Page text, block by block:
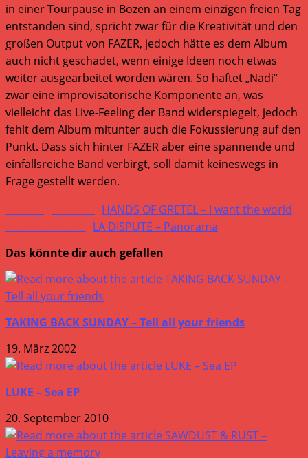
in einer Tourpause in Bozen an einem einzigen freien Tag
entstanden sind, spricht zwar für die Kreativität und den
großen Output von FAZER, jedoch hätte es dem Album
auch nicht geschadet, wenn einige Ideen noch etwas
weiter ausgearbeitet worden wären. So haftet „Nadi“
zwar eine improvisatorische Komponente an, was
vielleicht das Live-Feeling der Band widerspiegelt, jedoch
fehlt dem Album mitunter auch die Fokussierung auf den
Punkt. Dass sich hinter FAZER aber eine spannende und
einfallsreiche Band verbirgt, soll damit keineswegs in
Frage gestellt werden.
Weitere
Artikel
ansehen
HANDS OF GRETEL – I want the world
LA DISPUTE – Panorama
Das könnte dir auch gefallen
TAKING BACK SUNDAY – Tell all your friends
19. März 2002
LUKE – Sea EP
20. September 2010